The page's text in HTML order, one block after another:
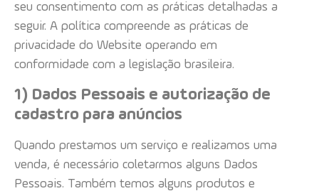
seu consentimento com as práticas detalhadas a
seguir. A política compreende as práticas de
privacidade do Website operando em
conformidade com a legislação brasileira.
1) Dados Pessoais e autorização de
cadastro para anúncios
Quando prestamos um serviço e realizamos uma
venda, é necessário coletarmos alguns Dados
Pessoais. Também temos alguns produtos e